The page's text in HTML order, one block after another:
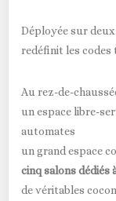
Déployée sur
redéfinit les codes
Au rez-de-
un espace libre-
automates
un grand espace
cinq salons dédiés
de véritables